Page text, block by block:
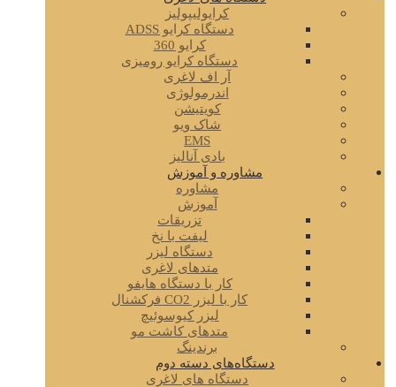
کرایولیپولیز
دستگاه کرایو ADSS
کرایو 360
دستگاه کرایو رومیزی
آر اف لاغری
اندرمولوژی
کویتیشن
شاک ویو
EMS
بادی آنالیز
مشاوره و آموزش
مشاوره
آموزش
تزریقات
لیفت با نخ
دستگاه لیزر
متدهای لاغری
کار با دستگاه هایفو
کار با لیزر CO2 فرکشنال
لیزر کیوسوئیچ
متدهای کاشت مو
برندینگ
دستگاه‌های دسته دوم
دستگاه های لاغری